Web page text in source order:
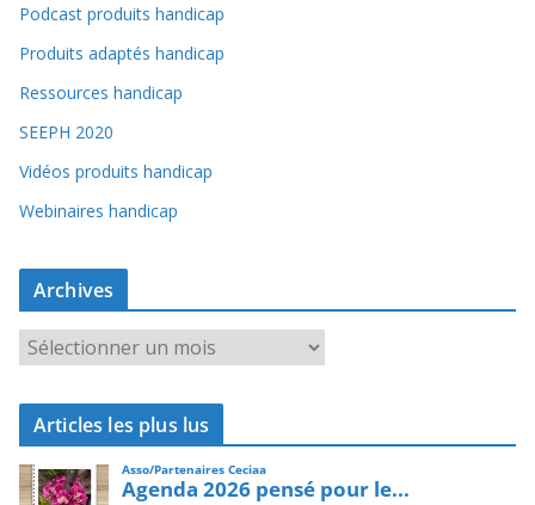
Podcast produits handicap
Produits adaptés handicap
Ressources handicap
SEEPH 2020
Vidéos produits handicap
Webinaires handicap
Archives
r
c
i
v
Articles les plus lus